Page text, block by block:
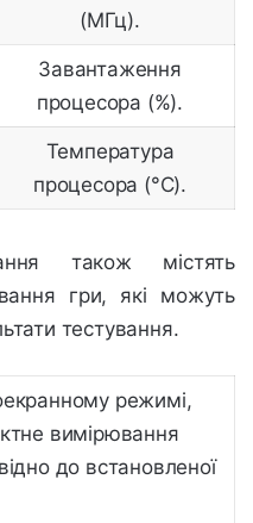
(МГц).
Завантаження
процесора (%).
Температура
процесора (°C).
також містять
гри, які можуть
тестування.
режимі,
вимірювання
до встановленої